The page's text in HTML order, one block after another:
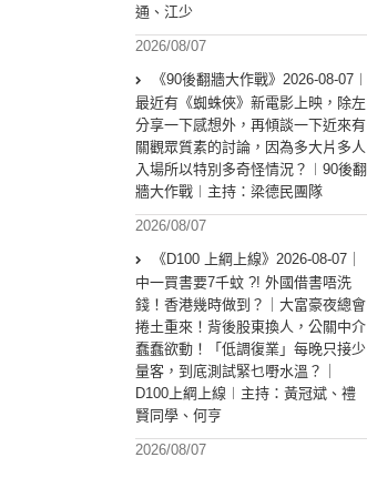
通、江少
2026/08/07
《90後翻牆大作戰》2026-08-07︱
最近有《蜘蛛俠》新電影上映，除左
分享一下感想外，再傾談一下近來有
關觀眾質素的討論，因為多大片多人
入場所以特別多奇怪情況？︱90後翻
牆大作戰︱主持：梁德民團隊
2026/08/07
《D100 上綱上線》2026-08-07｜
中一買書要7千蚊 ?! 外國借書唔洗
錢！香港幾時做到？｜大富豪夜總會
捲土重來！背後股東換人，公關中介
蠢蠢欲動！「低調復業」每晚只接少
量客，到底測試緊乜嘢水溫？｜
D100上綱上線︱主持：黃冠斌、禮
賢同學、何亨
2026/08/07